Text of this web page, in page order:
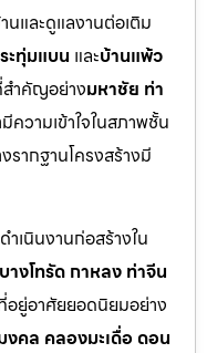
นและดูแลงานต่อเติม
ะทุ่มแบน และบ้านแพ้ว
สำคัญอย่างมหาชัย ท่า
ความเข้าใจในสภาพชั้น
ากฐานโครงสร้างมี
ำเนินงานก่อสร้างใน
างโทรัด กาหลง ท่าจีน
อยู่อาศัยยอดนิยมอย่าง
งคล คลองมะเดื่อ ดอน